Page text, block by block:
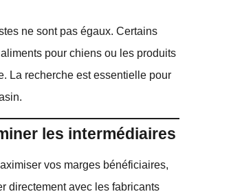
ne sont pas égaux. Certains
pour chiens ou les produits
La recherche est essentielle pour
les intermédiaires
vos marges bénéficiaires,
directement avec les fabricants